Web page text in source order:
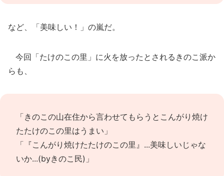
など、「美味しい！」の嵐だ。
今回「たけのこの里」に火を放ったとされるきのこ派か
らも、
「きのこの山在住から言わせてもらうとこんがり焼け
たたけのこの里はうまい」
「『こんがり焼けたたけのこの里』...美味しいじゃな
いか...(byきのこ民)」